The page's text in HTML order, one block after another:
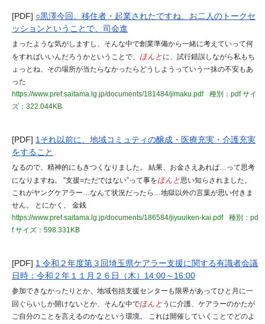
[PDF] ○黒澤今回、移住者・起業されたですね、お二人のトークセ
ッションということで、司会進
まったような気がしますし、そんな中で創業準備から一緒に考えていって何
をすればいいんだろうかということで、 ほんとに、試行錯誤しながら私もち
ょっとね、その場所が当たらなかったらどうしようっていう一抹の不安もあ
った
https://www.pref.saitama.lg.jp/documents/181484/jimaku.pdf
種別：pdfサイ
ズ：322.044KB
[PDF] 1それ以前に、地域コミュティの醸成・医療充実・介護充実
をすること
なるので、精神的にもきつくなりました。 結果、お金さえあれば…って思考
になりますね。 ”支援=ただではない”って事をほんと思い知らされました。
これがヤングケアラー…なんて状況だったら…地獄以外の言葉が思い付きま
せん。 とにかく、 金銭
https://www.pref.saitama.lg.jp/documents/186584/jiyuuiken-kai.pdf
種別：pd
fサイズ：598.331KB
[PDF] 1 令和２年度第３回埼玉県ケアラー支援に関する有識者会議
日時：令和２年１１月２６日（木）14:00～16:00
参加できなかったりとか、地域包括支援センターも限界があってひと月に一
回ぐらいしか開けないとか、そんな中でほんと うに介護、ケアラーのかたが
ご自分のことを言えるのかなという環境。 これは開催していくことでどのよ